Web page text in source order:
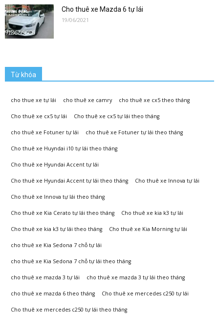
Xe
Lái
Phương
Cho thuê xe Mazda 6 tự lái
19/06/2021
Từ khóa
cho thue xe tự lái cho thuê xe camry cho thuê xe cx5 theo tháng
Cho thuê xe cx5 tự lái Cho thuê xe cx5 tự lái theo tháng
cho thuê xe Fotuner tự lái cho thuê xe Fotuner tự lái theo tháng
Cho thuê xe Huyndai i10 tự lái theo tháng
Cho thuê xe Hyundai Accent tự lái
Cho thuê xe Hyundai Accent tự lái theo tháng Cho thuê xe Innova tự lái
Cho thuê xe Innova tự lái theo tháng
Cho thuê xe Kia Cerato tự lái theo tháng Cho thuê xe kia k3 tự lái
Cho thuê xe kia k3 tự lái theo tháng Cho thuê xe Kia Morning tự lái
cho thuê xe Kia Sedona 7 chỗ tự lái
cho thuê xe Kia Sedona 7 chỗ tự lái theo tháng
cho thuê xe mazda 3 tự lái cho thuê xe mazda 3 tự lái theo tháng
cho thuê xe mazda 6 theo tháng Cho thuê xe mercedes c250 tự lái
Cho thuê xe mercedes c250 tự lái theo tháng